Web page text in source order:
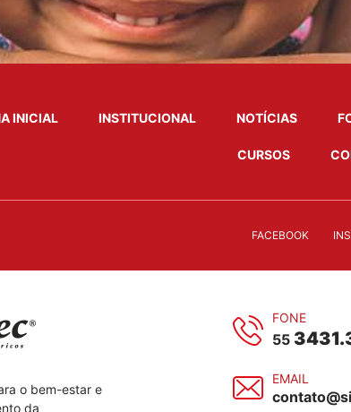
INICIAL INSTITUCIONAL NOTÍCIAS
CURSOS
FACEBOOK
o bem-estar e
da
FONE
55
EMAIL